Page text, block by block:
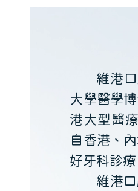
維港
大學醫學
港大型醫
自香港、
好牙科診療
維港